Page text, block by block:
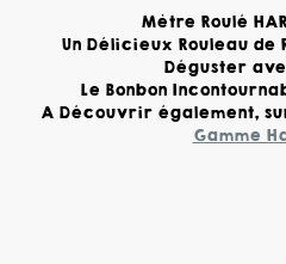
Mètre Roulé
Un Délicieux Rouleau de
Déguster
Le Bonbon
A Découvrir également,
Gamme